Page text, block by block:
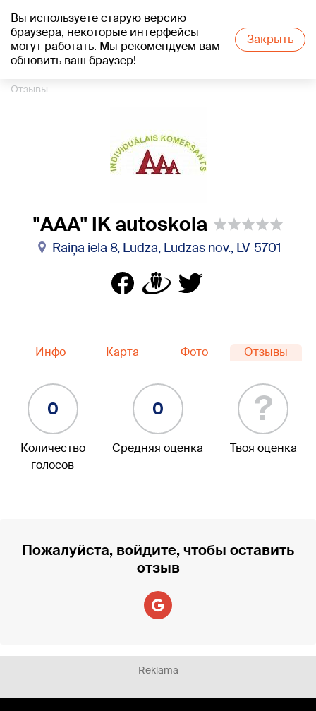
Вы используете старую версию
браузера, некоторые интерфейсы
могут работать. Мы рекомендуем вам
обновить ваш браузер!
Закрыть
+16°C
Отзывы
"AAA" IK autoskola
Raiņa iela 8, Ludza, Ludzas nov., LV-5701
Инфо Карта Фото Отзывы
0
Количество
голосов
0
Средняя оценка
?
Твоя оценка
Пожалуйста, войдите, чтобы оставить
отзыв
Reklāma